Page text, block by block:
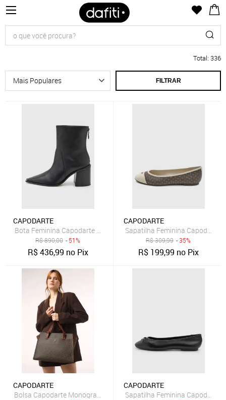
Total: 336
FILTRAR
CAPODARTE
Bota Feminina Capodarte Couro Cano Médio Preta
R$890,00 - 51%
R$436,99 no Pix
CAPODARTE
Sapatilha Feminina Capodarte
R$309,99 - 35%
R$ 199,99 no Pix
CAPODARTE
Bolsa Capodarte Monograma Marrom
CAPODARTE
Sapatilha Feminina Capodarte